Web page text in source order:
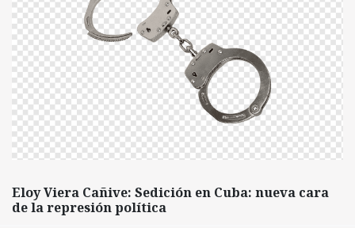
Eloy Viera Cañive: Sedición en Cuba: nueva cara
de la represión política